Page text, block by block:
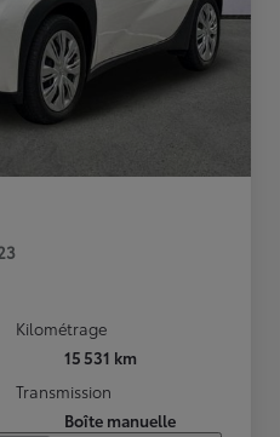
Kilométrage
15 531 km
Transmission
Boîte manuelle